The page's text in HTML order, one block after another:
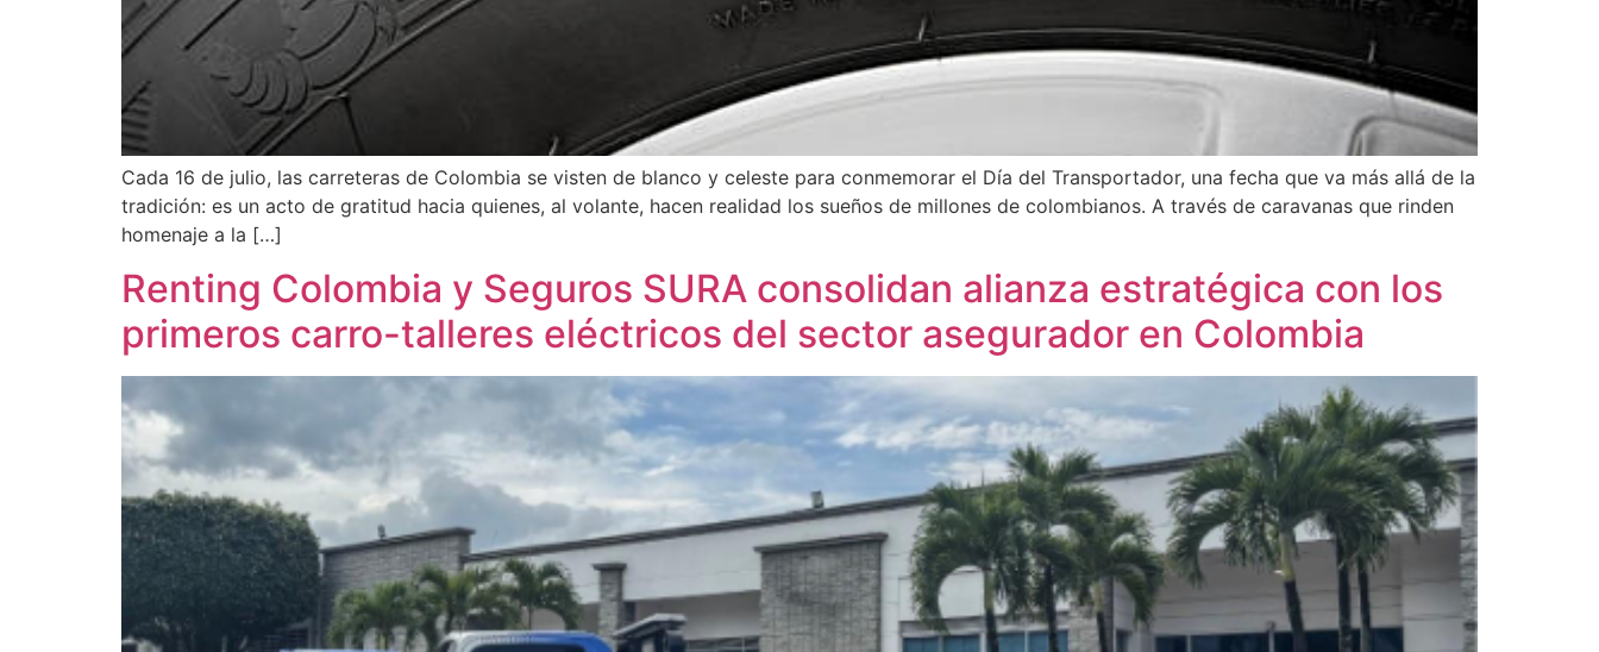
Cada 16 de julio, las carreteras de Colombia se visten de blanco y celeste para conmemorar el Día del Transportador, una fecha que va más allá de la
tradición: es un acto de gratitud hacia quienes, al volante, hacen realidad los sueños de millones de colombianos. A través de caravanas que rinden
homenaje a la […]
Renting Colombia y Seguros SURA consolidan alianza estratégica con los
primeros carro-talleres eléctricos del sector asegurador en Colombia